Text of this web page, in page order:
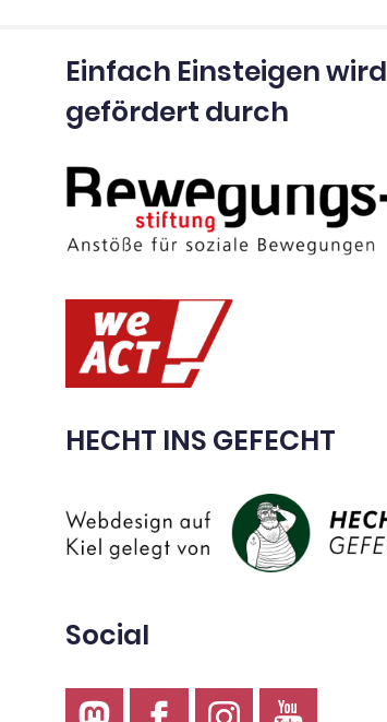
Einfach Einsteigen wird
gefördert durch
HECHT INS GEFECHT
Social